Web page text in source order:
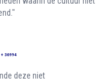
+ 36994
deze niet